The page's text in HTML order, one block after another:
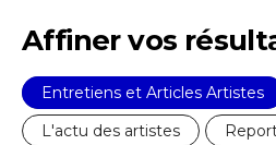
Affiner vos
Entretiens et Articles Artistes
L'actu des artistes